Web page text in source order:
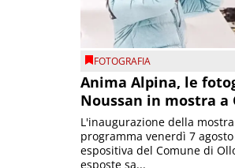
FOTOGRAFIA
Anima Alpina, le
Noussan in mostra
L'inaugurazione della
programma venerdì 7
espositiva del Comune di
esposte sa...